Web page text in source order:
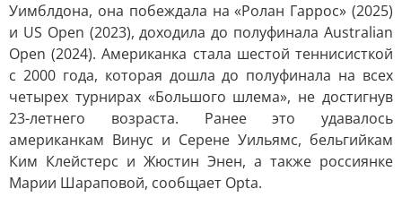
Уимблдона, она побеждала на «Ролан Гаррос» (2025)
и US Open (2023), доходила до полуфинала Australian
Open (2024). Американка стала шестой теннисисткой
с 2000 года, которая дошла до полуфинала на всех
четырех турнирах «Большого шлема», не достигнув
23-летнего возраста. Ранее это удавалось
американкам Винус и Серене Уильямс, бельгийкам
Ким Клейстерс и Жюстин Энен, а также россиянке
Марии Шараповой, сообщает Opta.